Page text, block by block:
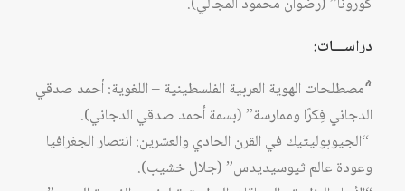
دراســـات:
“ُمصطلحات الهوية العربية الفلسطينية – اللغوية: أحمد صدقي
الدجاني فِكرًا وممارسة” (بسمة أحمد صدقي الدجاني).
“الجيوبوليتيك في القرن الحادي والعشرين: انتصار الجغرافيا
وعودة عالم ثيوسيديدس” (جلال خشيب).